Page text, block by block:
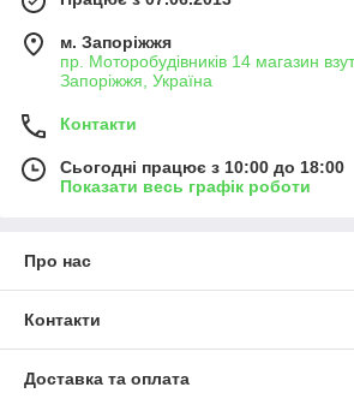
м. Запоріжжя
пр. Моторобудівників 14 магазин
Запоріжжя, Україна
Контакти
Сьогодні працює з 10:00 до 18:00
Показати весь графік роботи
Про нас
Контакти
Доставка та оплата